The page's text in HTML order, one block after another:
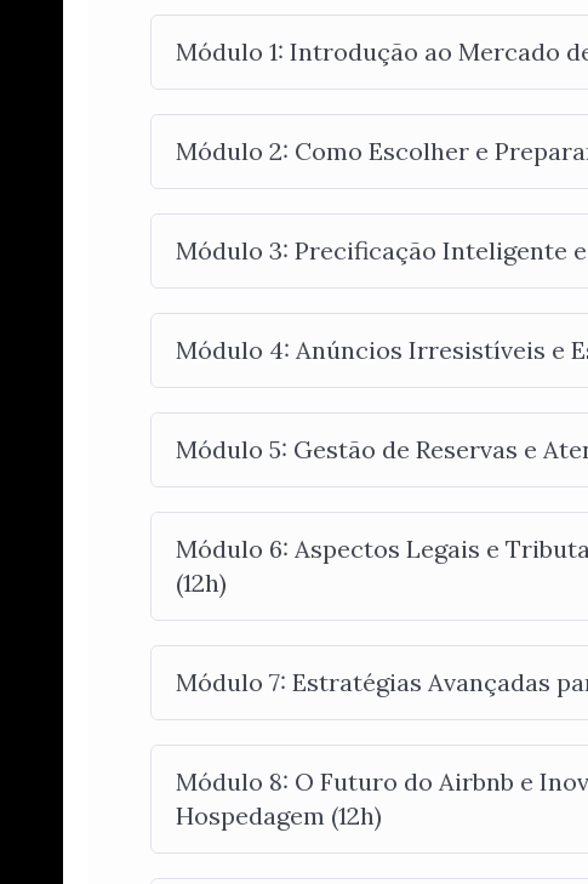
Módulo 1: Introdução ao Mercado
Módulo 2: Como Escolher e
Módulo 3: Precificação Inteligente
Módulo 4: Anúncios Irresistíveis e
Módulo 5: Gestão de Reservas e
Módulo 6: Aspectos Legais e
(12h)
Módulo 7: Estratégias Avançadas
Módulo 8: O Futuro do Airbnb e
Hospedagem (12h)